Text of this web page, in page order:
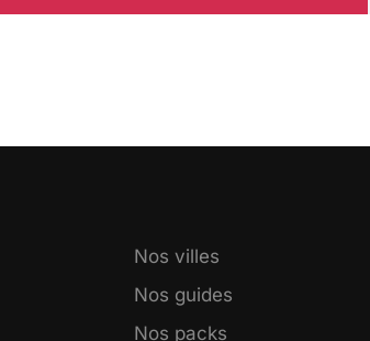
Nos villes
Nos guides
Nos packs